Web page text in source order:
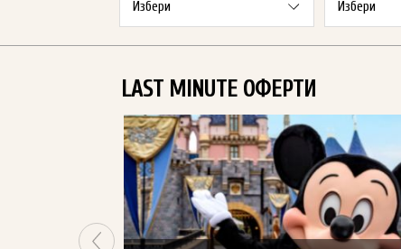
LAST MINUTE ОФЕРТИ